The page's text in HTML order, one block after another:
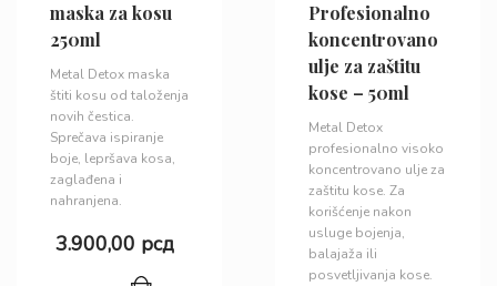
maska za kosu
250ml
Metal Detox maska
štiti kosu od taloženja
novih čestica.
Sprečava ispiranje
boje, lepršava kosa,
zaglađena i
nahranjena.
3.900,00 рсд
Profesionalno
koncentrovano
ulje za zaštitu
kose – 50ml
Metal Detox
profesionalno visoko
koncentrovano ulje za
zaštitu kose. Za
korišćenje nakon
usluge bojenja,
balajaža ili
posvetljivanja kose.